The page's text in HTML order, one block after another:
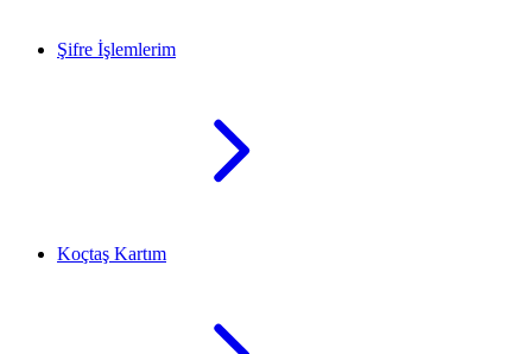
Şifre İşlemlerim
Koçtaş Kartım